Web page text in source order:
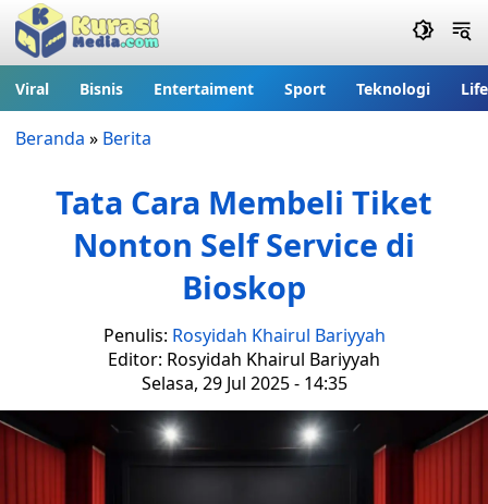
Viral Bisnis Entertaiment Sport Teknologi
Beranda » Berita
Tata Cara Membeli Tiket
Nonton Self Service di
Bioskop
Penulis: Rosyidah Khairul Bariyyah
Editor: Rosyidah Khairul Bariyyah
Selasa, 29 Jul 2025 - 14:35